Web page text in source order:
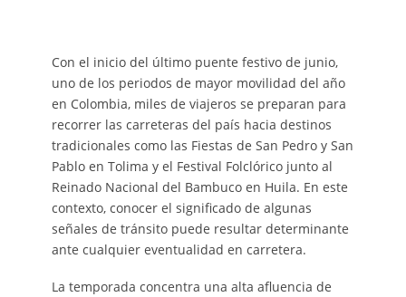
Con el inicio del último puente festivo de junio,
uno de los periodos de mayor movilidad del año
en Colombia, miles de viajeros se preparan para
recorrer las carreteras del país hacia destinos
tradicionales como las Fiestas de San Pedro y San
Pablo en Tolima y el Festival Folclórico junto al
Reinado Nacional del Bambuco en Huila. En este
contexto, conocer el significado de algunas
señales de tránsito puede resultar determinante
ante cualquier eventualidad en carretera.
La temporada concentra una alta afluencia de